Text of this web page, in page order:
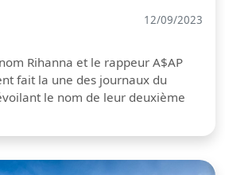
12/09/2023
Rihanna et le rappeur A$AP
fait la une des journaux du
le nom de leur deuxième